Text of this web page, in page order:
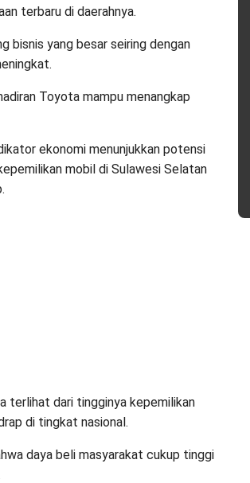
terbaru di daerahnya.
bisnis yang besar seiring dengan
Toyota mampu menangkap
ekonomi menunjukkan potensi
mobil di Sulawesi Selatan
terlihat dari tingginya kepemilikan
di tingkat nasional.
daya beli masyarakat cukup tinggi